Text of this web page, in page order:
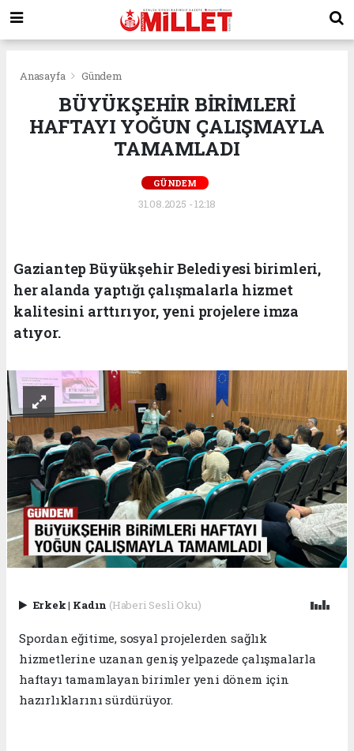
Anasayfa Gündem
BÜYÜKŞEHİR BİRİMLERİ
HAFTAYI YOĞUN ÇALIŞMAYLA
TAMAMLADI
GÜNDEM
31.08.2025 - 12:18
Gaziantep Büyükşehir Belediyesi birimleri,
her alanda yaptığı çalışmalarla hizmet
kalitesini arttırıyor, yeni projelere imza
atıyor.
Erkek| Kadın (Haberi Sesli Oku)
Spordan eğitime, sosyal projelerden sağlık
hizmetlerine uzanan geniş yelpazede çalışmalarla
haftayı tamamlayan birimler yeni dönem için
hazırlıklarını sürdürüyor.